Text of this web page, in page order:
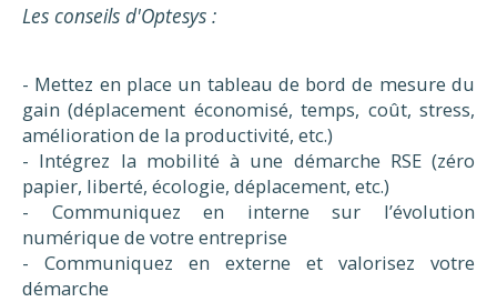
Les conseils d'Optesys :
- Mettez en place un tableau de bord de mesure du
gain (déplacement économisé, temps, coût, stress,
amélioration de la productivité, etc.)
- Intégrez la mobilité à une démarche RSE (zéro
papier, liberté, écologie, déplacement, etc.)
- Communiquez en interne sur l’évolution
numérique de votre entreprise
- Communiquez en externe et valorisez votre
démarche